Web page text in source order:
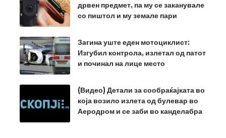
дрвен предмет, па му се заканувале
со пиштол и му земале пари
Загина уште еден мотоциклист:
Изгубил контрола, излетал од патот
и починал на лице место
(Видео) Детали за сообраќајката во
која возило излета од булевар во
Аеродром и се заби во канделабра